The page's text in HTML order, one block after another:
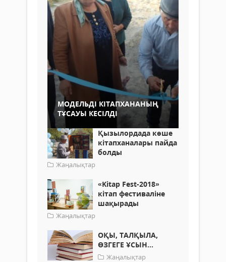
МОДЕЛЬДІ КІТАПХАНАНЫҢ
ТҰСАУЫ КЕСІЛДІ
Қызылордада көше
кітапханалары пайда
болды
Жаңалықтар
«Kitap Fest-2018»
кітап фестиваліне
шақырады
Жаңалықтар
ОҚЫ, ТАЛҚЫЛА,
ӨЗГЕГЕ ҰСЫН...
Жаңалықтар